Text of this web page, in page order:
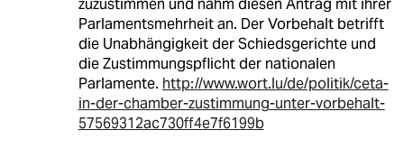
zuzustimmen und nahm diesen Antrag mit ihrer
Parlamentsmehrheit an. Der Vorbehalt betrifft
die Unabhängigkeit der Schiedsgerichte und
die Zustimmungspflicht der nationalen
Parlamente. http://www.wort.lu/de/politik/ceta-
in-der-chamber-zustimmung-unter-vorbehalt-
57569312ac730ff4e7f6199b